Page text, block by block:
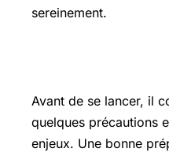
sereinement.
Avant de se lancer, il
quelques précautions
enjeux. Une bonne